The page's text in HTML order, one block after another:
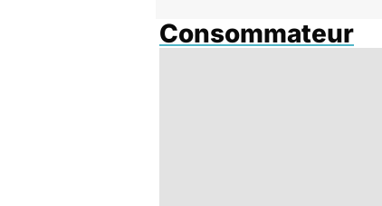
Consommateur